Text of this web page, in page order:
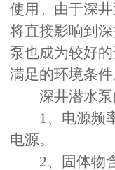
使用。由于深
将直接影响到
泵也成为较好
满足的环境条
深井潜水泵
1、电源频率
电源。
2、固体物含